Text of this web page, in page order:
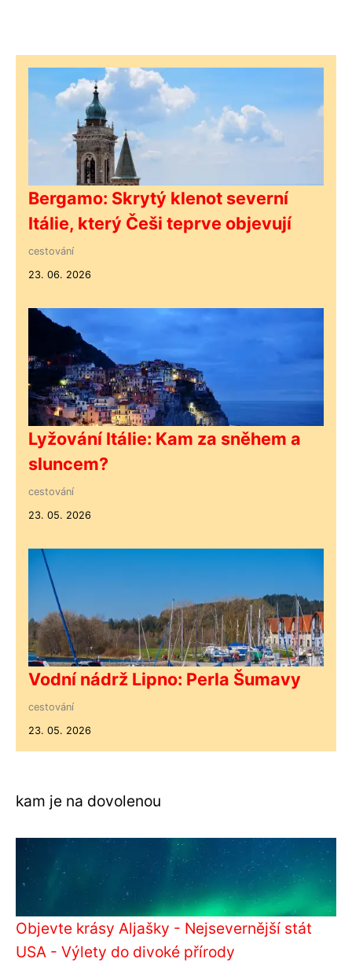
Bergamo: Skrytý klenot severní
Itálie, který Češi teprve objevují
cestování
23. 06. 2026
Lyžování Itálie: Kam za sněhem a
sluncem?
cestování
23. 05. 2026
Vodní nádrž Lipno: Perla Šumavy
cestování
23. 05. 2026
kam je na dovolenou
Objevte krásy Aljašky - Nejsevernější stát
USA - Výlety do divoké přírody